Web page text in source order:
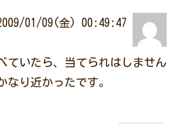
01/09(金) 00:49:47
ていたら、当てられはしません
なり近かったです。